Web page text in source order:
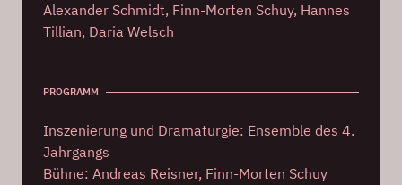
Alexander Schmidt, Finn-Morten Schuy, Hannes
Tillian, Daria Welsch
PROGRAMM
Inszenierung und Dramaturgie: Ensemble des 4.
Jahrgangs
Bühne: Andreas Reisner, Finn-Morten Schuy